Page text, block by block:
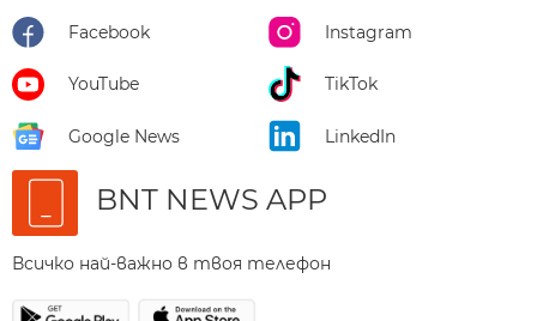
Facebook Instagram
YouTube TikTok
Google News LinkedIn
BNT NEWS APP
Всичко най-важно в твоя телефон